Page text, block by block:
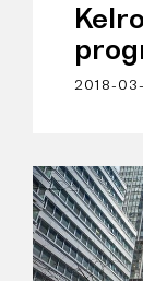
2018-